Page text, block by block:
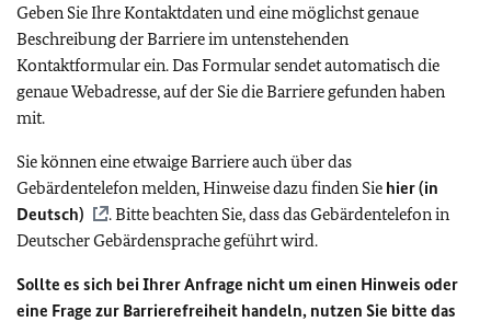
Geben Sie Ihre Kontaktdaten und eine möglichst genaue
Beschreibung der Barriere im untenstehenden
Kontaktformular ein. Das Formular sendet automatisch die
genaue Webadresse, auf der Sie die Barriere gefunden haben
mit.
Sie können eine etwaige Barriere auch über das
Gebärdentelefon melden, Hinweise dazu finden Sie hier (in
Deutsch)
. Bitte beachten Sie, dass das Gebärdentelefon in
Deutscher Gebärdensprache geführt wird.
Sollte es sich bei Ihrer Anfrage nicht um einen Hinweis oder
eine Frage zur Barrierefreiheit handeln, nutzen Sie bitte das